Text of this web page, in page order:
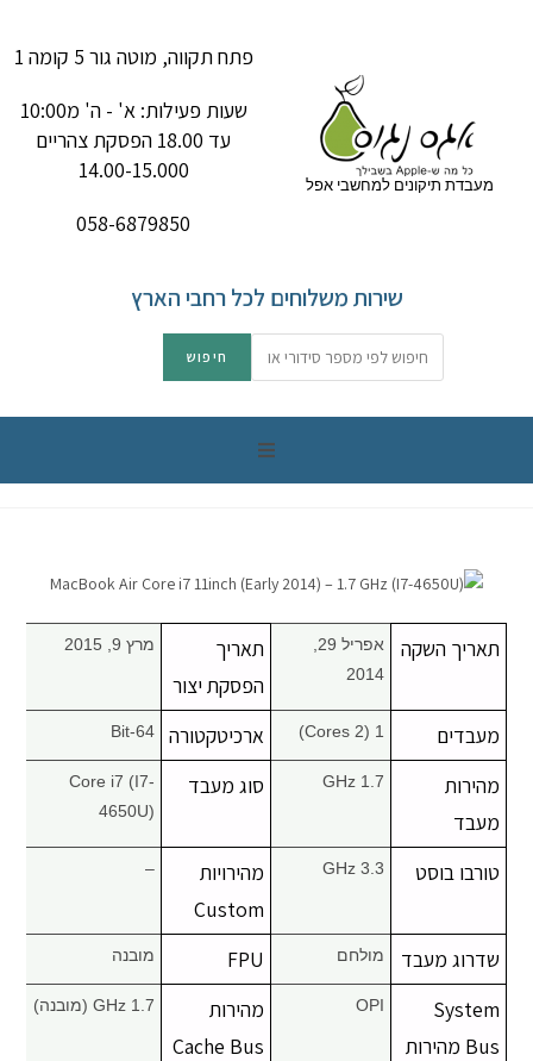
מעבדת תיקונים למחשבי אפל
פתח תקווה, מוטה גור 5 קומה 1
שעות פעילות: א' - ה' מ10:00
עד 18.00 הפסקת צהריים
14.00-15.000
058-6879850
שירות משלוחים לכל רחבי הארץ
מחשבי אפל
אביזרים לApple
מחשבי אפל משומשים
שירות תיקונים למכשירי אפל
מדריכים
תאריך השקה
2014
תאריך
הפסקת יצור
מרץ 9, 2015
מעבדים 1 (2 Cores) ארכיטקטורה 64-Bit
מהירות
מעבד
1.7 GHz סוג מעבד
Core i7 (I7-
4650U)
טורבו בוסט 3.3 GHz
מהירויות
Custom
–
שדרוג מעבד מולחם FPU מובנה
System
Bus מהירות
OPI
מהירות
Cache Bus
1.7 GHz (מובנה)